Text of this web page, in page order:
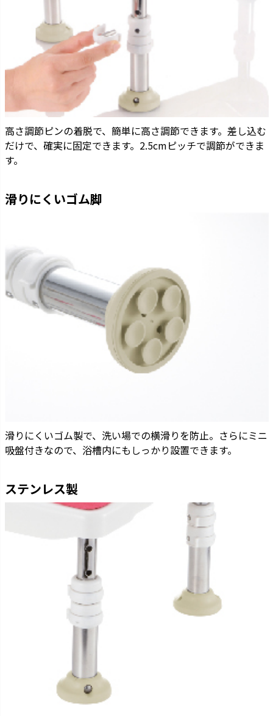
高さ調節ピンの着脱で、簡単に高さ調節できます。差し込む
だけで、確実に固定できます。2.5cmピッチで調節ができま
す。
滑りにくいゴム脚
滑りにくいゴム製で、洗い場での横滑りを防止。さらにミニ
吸盤付きなので、浴槽内にもしっかり設置できます。
ステンレス製